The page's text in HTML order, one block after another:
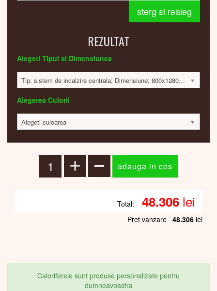
sterg si realeg
REZULTAT
Alegeti Tipul si Dimensiunea
Tip: sistem de incalzire centrala; Dimensiune: 800x1280x30mm; 907 Watt; 48131 lei
Alegerea Culorii
Alegeti culoarea
Total: 48.306 lei
Pret vanzare 48.306 lei
Caloriferele sunt produse personalizate pentru
dumneavoastra